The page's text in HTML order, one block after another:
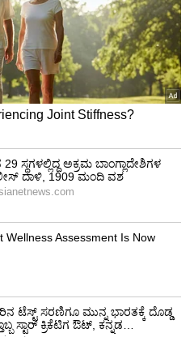
ಭೀಕರತೆಯ ಬಗ್ಗೆ
ನೋಡಿದಾಗಲೆಲ್ಲಾ ನೀವು
ಎಂದು ಕೇಳುತ್ತಾರೆ.
ಏನು ನಡೆಯುತ್ತಿದೆ
ನನಗೆ ತಿನ್ನಲು
ತಿನ್ನಲು ಸಾಧ್ಯವಾಗುತ್ತಿಲ್ಲ"